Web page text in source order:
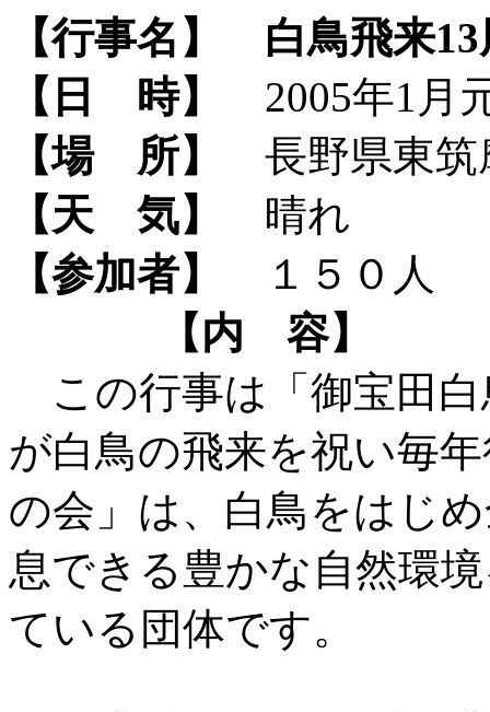
【行事名】
白鳥飛来
【日 時】
2005年1月
【場 所】
長野県東筑
【天 気】
晴れ
【参加者】
１５０人
【内 容】
この行事は「御宝田白
が白鳥の飛来を祝い毎
の会」は、白鳥をはじ
息できる豊かな自然環
ている団体です。